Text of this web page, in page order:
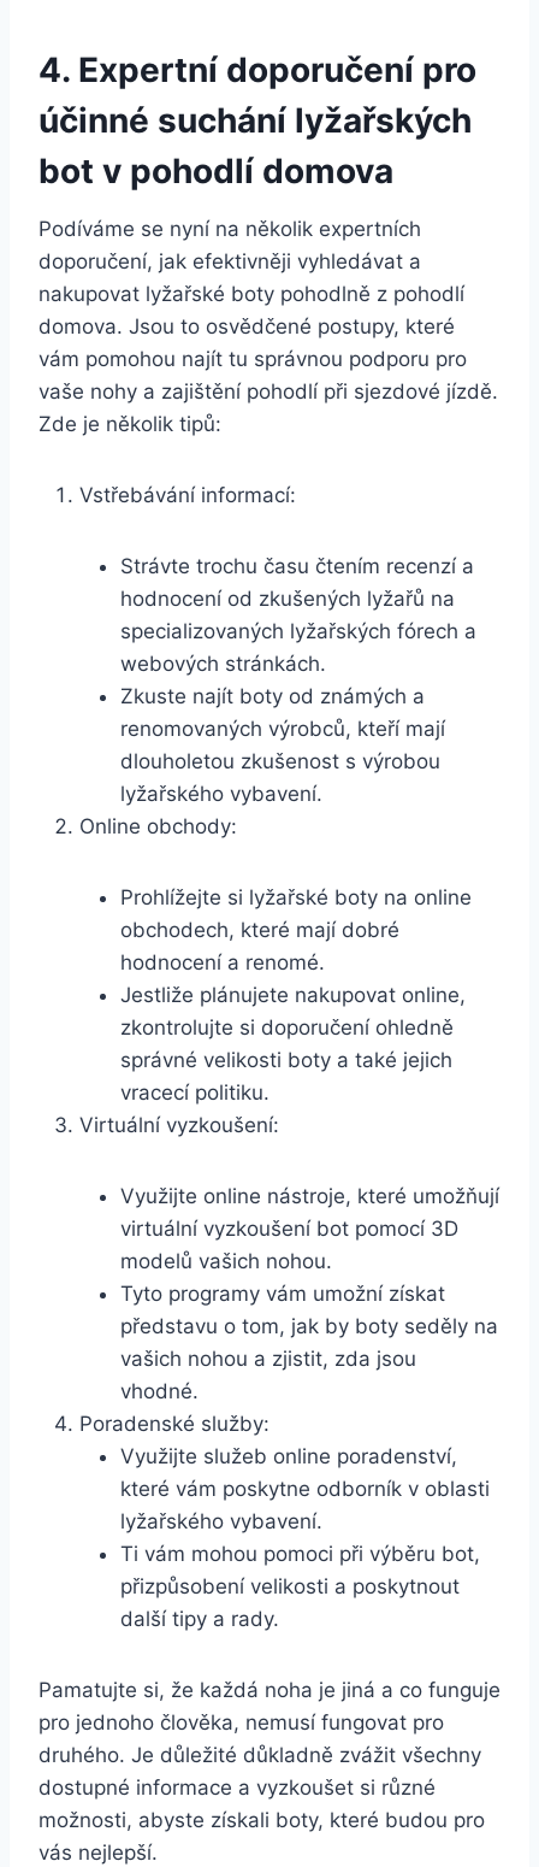
4. Expertní doporučení⁤ pro
účinné suchání lyžařských
⁤bot⁣ v pohodlí domova
Podíváme se nyní na ⁣několik expertních
doporučení, jak efektivněji⁣ vyhledávat⁢ a​
nakupovat‌ lyžařské boty‍ pohodlně⁤ z ⁢pohodlí
domova. ⁤Jsou to osvědčené postupy, které
vám ‌pomohou najít tu správnou ⁤podporu pro⁢
vaše ‌nohy ⁣a zajištění pohodlí ⁤při⁣ sjezdové jízdě.
Zde je několik tipů:
Vstřebávání informací:
Strávte​ trochu času čtením ‌recenzí ⁤a
hodnocení od zkušených⁤ lyžařů na
specializovaných lyžařských ⁣fórech a
webových stránkách.
Zkuste najít boty od známých a
renomovaných výrobců,‌ kteří mají
dlouholetou ⁤zkušenost⁣ s výrobou⁢
lyžařského vybavení.
Online obchody:
Prohlížejte si​ lyžařské boty ‌na online
obchodech, které mají ⁤dobré
hodnocení a ​renomé.
Jestliže ⁣plánujete⁣ nakupovat online,
zkontrolujte si doporučení ⁢ohledně
správné velikosti boty a ⁣také jejich
vracecí politiku.
Virtuální vyzkoušení:
Využijte⁣ online nástroje, které⁢ umožňují⁣
virtuální vyzkoušení bot pomocí 3D
modelů‍ vašich nohou.
Tyto programy vám​ umožní ⁤získat
⁤představu o tom, jak ⁣by⁢ boty seděly na
‍vašich nohou a zjistit,‌ zda jsou
vhodné.
Poradenské služby:
Využijte služeb ⁤online ‍poradenství,⁣
které vám poskytne odborník v oblasti⁤
lyžařského vybavení.
Ti ‌vám⁣ mohou pomoci⁤ při výběru bot,
přizpůsobení velikosti a poskytnout
další‌ tipy a rady.
Pamatujte si, že ‍každá noha je jiná a⁤ co funguje⁣
pro‍ jednoho člověka, ⁢nemusí fungovat pro ​
druhého. Je důležité⁣ důkladně⁤ zvážit‍ všechny
dostupné‌ informace a vyzkoušet si různé​
možnosti, abyste získali‌ boty, ‌které budou pro
vás nejlepší.